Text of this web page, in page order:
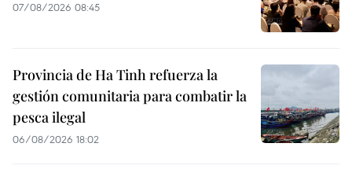
07/08/2026 08:45
Provincia de Ha Tinh refuerza la
gestión comunitaria para combatir la
pesca ilegal
06/08/2026 18:02